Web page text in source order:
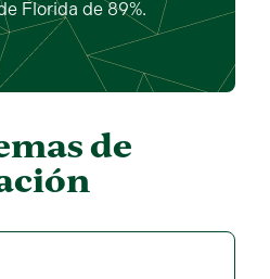
Florida de 89%.
de